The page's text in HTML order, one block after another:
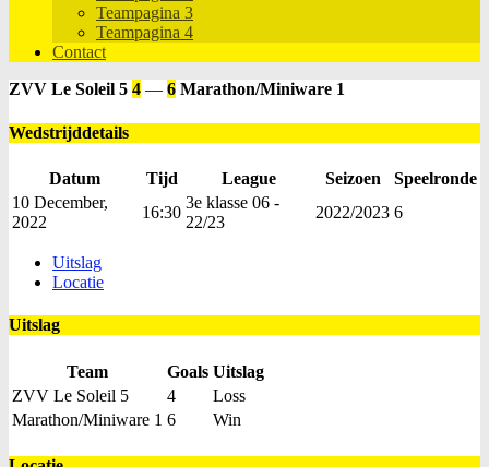
Teampagina 3
Teampagina 4
Contact
ZVV Le Soleil 5 4 — 6 Marathon/Miniware 1
Wedstrijddetails
Datum Tijd League Seizoen
Speelronde
10 December,
2022
16:30
3e klasse 06 -
22/23
2022/2023 6
Uitslag
Locatie
Uitslag
Team Goals Uitslag
ZVV Le Soleil 5
4
Loss
Marathon/Miniware 1 6 Win